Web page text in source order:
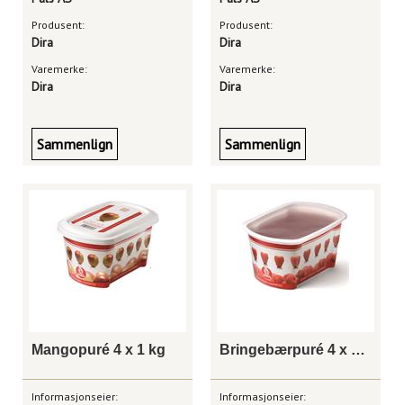
Produsent:
Dira
Varemerke:
Dira
Sammenlign
Produsent:
Dira
Varemerke:
Dira
Sammenlign
Mangopuré 4 x 1 kg
Informasjonseier:
Bringebærpuré 4 x 1 kg
Informasjonseier: